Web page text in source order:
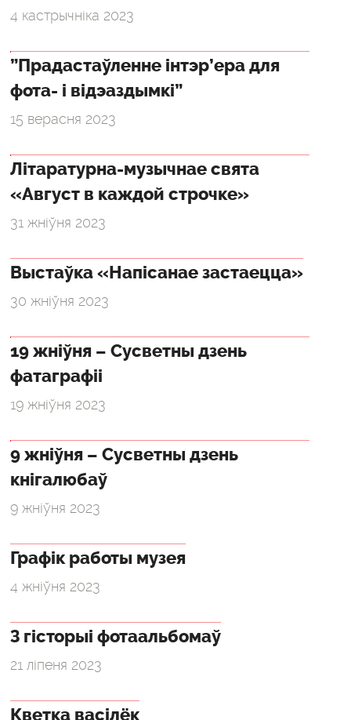
4 кастрычніка 2023
”Прадастаўленне інтэр’ера для
фота- і відэаздымкі”
15 верасня 2023
Літаратурна-музычнае свята
«Август в каждой строчке»
31 жніўня 2023
Выстаўка «Напісанае застаецца»
30 жніўня 2023
19 жніўня – Сусветны дзень
фатаграфіі
19 жніўня 2023
9 жніўня – Сусветны дзень
кнігалюбаў
9 жніўня 2023
Графік работы музея
4 жніўня 2023
З гісторыі фотаальбомаў
21 ліпеня 2023
Кветка васілёк